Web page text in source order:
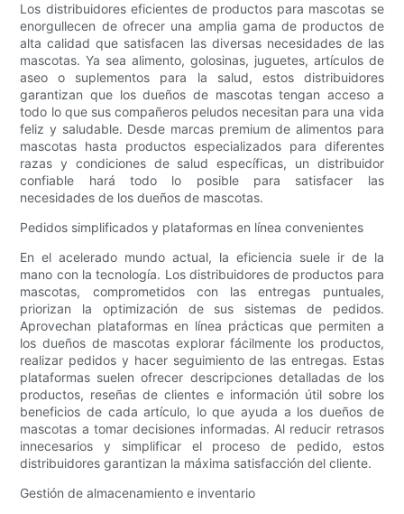
Los distribuidores eficientes de productos para mascotas se
enorgullecen de ofrecer una amplia gama de productos de
alta calidad que satisfacen las diversas necesidades de las
mascotas. Ya sea alimento, golosinas, juguetes, artículos de
aseo o suplementos para la salud, estos distribuidores
garantizan que los dueños de mascotas tengan acceso a
todo lo que sus compañeros peludos necesitan para una vida
feliz y saludable. Desde marcas premium de alimentos para
mascotas hasta productos especializados para diferentes
razas y condiciones de salud específicas, un distribuidor
confiable hará todo lo posible para satisfacer las
necesidades de los dueños de mascotas.
Pedidos simplificados y plataformas en línea convenientes
En el acelerado mundo actual, la eficiencia suele ir de la
mano con la tecnología. Los distribuidores de productos para
mascotas, comprometidos con las entregas puntuales,
priorizan la optimización de sus sistemas de pedidos.
Aprovechan plataformas en línea prácticas que permiten a
los dueños de mascotas explorar fácilmente los productos,
realizar pedidos y hacer seguimiento de las entregas. Estas
plataformas suelen ofrecer descripciones detalladas de los
productos, reseñas de clientes e información útil sobre los
beneficios de cada artículo, lo que ayuda a los dueños de
mascotas a tomar decisiones informadas. Al reducir retrasos
innecesarios y simplificar el proceso de pedido, estos
distribuidores garantizan la máxima satisfacción del cliente.
Gestión de almacenamiento e inventario